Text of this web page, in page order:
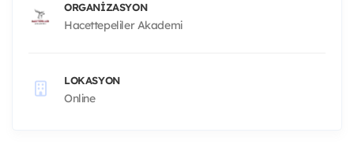
ORGANIZASYON
Hacettepeliler Akademi
LOKASYON
Online